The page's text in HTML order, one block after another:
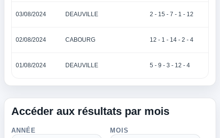
03/08/2024 DEAUVILLE 2 - 15 - 7 - 1 - 12
02/08/2024 CABOURG 12 - 1 - 14 - 2 - 4
01/08/2024 DEAUVILLE 5 - 9 - 3 - 12 - 4
Accéder aux résultats par mois
ANNÉE MOIS